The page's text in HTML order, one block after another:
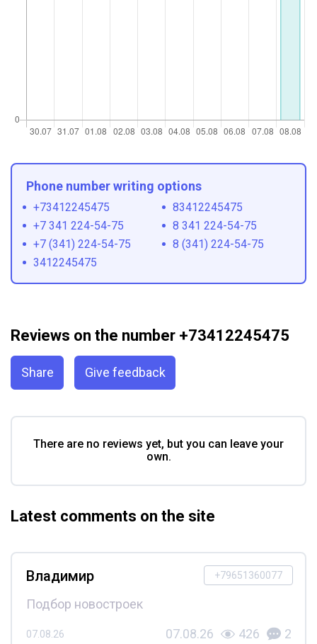
Phone number writing options
+73412245475
83412245475
+7 341 224-54-75
8 341 224-54-75
+7 (341) 224-54-75
8 (341) 224-54-75
3412245475
Reviews on the number +73412245475
Share Give feedback
There are no reviews yet, but you can leave your
own.
Latest comments on the site
+79651360077
Владимир
Подбор новостроек
07.08.26 07.08.26 426 2